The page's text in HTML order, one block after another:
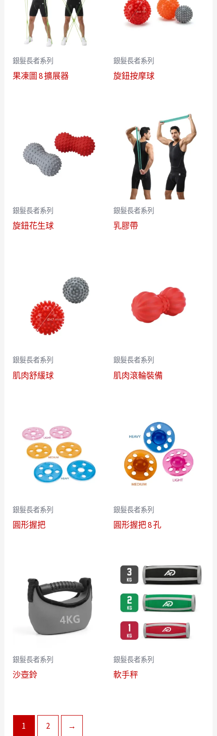
銀髮長者系列
果凍圖 8 擴展器
銀髮長者系列
旋鈕按摩球
銀髮長者系列
旋鈕花生球
銀髮長者系列
乳膠帶
銀髮長者系列
肌肉舒緩球
銀髮長者系列
肌肉滾輪裝備
銀髮長者系列
圓形握把
銀髮長者系列
圓形握把 8 孔
銀髮長者系列
沙壺鈴
銀髮長者系列
軟手秤
1 2 →